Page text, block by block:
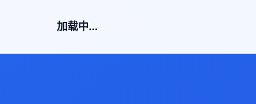
加载中...